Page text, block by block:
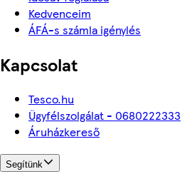
Kedvenceim
ÁFÁ-s számla igénylés
Kapcsolat
Tesco.hu
Ügyfélszolgálat - 0680222333
Áruházkereső
Segítünk